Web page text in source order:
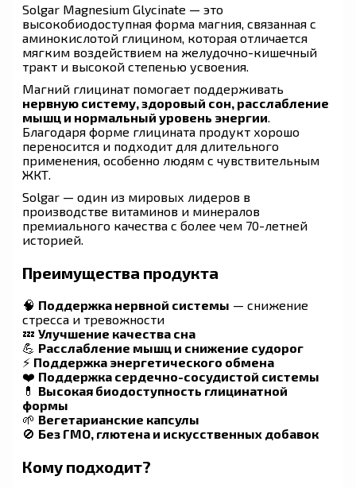
Solgar Magnesium Glycinate — это
высокобиодоступная форма магния, связанная с
аминокислотой глицином, которая отличается
мягким воздействием на желудочно-кишечный
тракт и высокой степенью усвоения.
Магний глицинат помогает поддерживать
нервную систему, здоровый сон, расслабление
мышц и нормальный уровень энергии
Благодаря форме глицината продукт хорошо
переносится и подходит для длительного
применения, особенно людям с чувствительным
ЖКТ.
Solgar — один из мировых лидеров в
производстве витаминов и минералов
премиального качества с более чем 70-летней
историей.
Преимущества продукта
🧠 Поддержка нервной системы — снижение
стресса и тревожности
💤 Улучшение качества сна
💪 Расслабление мышц и снижение судорог
⚡ Поддержка энергетического обмена
❤️ Поддержка сердечно-сосудистой системы
💊 Высокая биодоступность глицинатной
формы
🌱 Вегетарианские капсулы
🚫 Без ГМО, глютена и искусственных добавок
Кому подходит?